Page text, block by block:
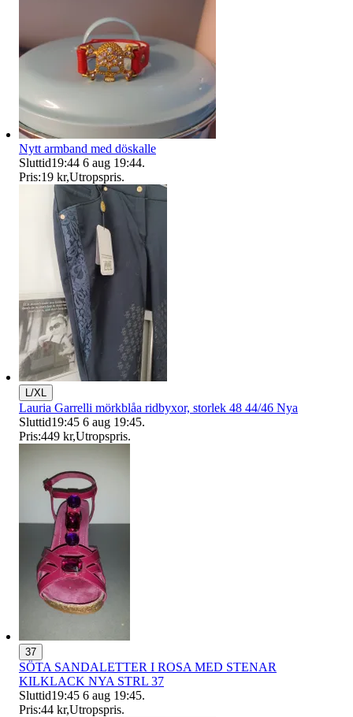
Nytt armband med döskalle
Sluttid19:44 6 aug 19:44.
Pris:19 kr,Utropspris.
L/XL
Lauria Garrelli mörkblåa ridbyxor, storlek 48 44/46 Nya
Sluttid19:45 6 aug 19:45.
Pris:449 kr,Utropspris.
37
SÖTA SANDALETTER I ROSA MED STENAR
KILKLACK NYA STRL 37
Sluttid19:45 6 aug 19:45.
Pris:44 kr,Utropspris.